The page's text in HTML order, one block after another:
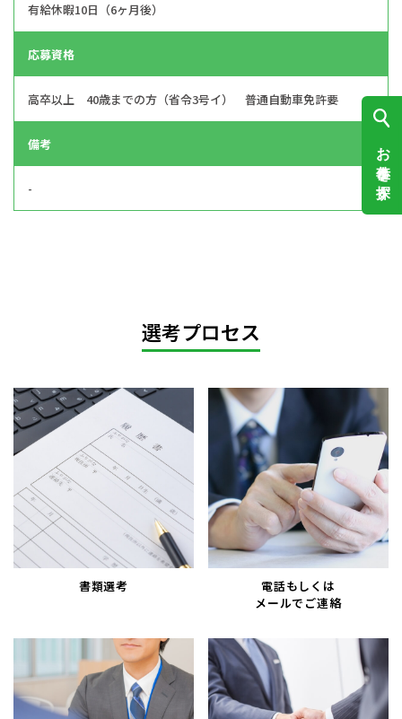
お仕事を探す
有給休暇10日（6ヶ月後）
応募資格
高卒以上 40歳までの方（省令3号イ） 普通自動車免許要
備考
-
選考プロセス
書類選考
電話もしくは
メールでご連絡